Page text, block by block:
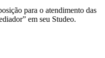
para o atendimento das
em seu Studeo.